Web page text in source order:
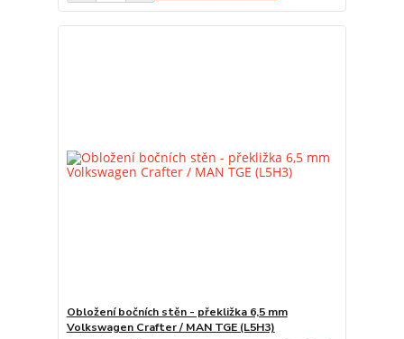
Obložení bočních stěn - překližka 6,5 mm
Volkswagen Crafter / MAN TGE (L5H3)